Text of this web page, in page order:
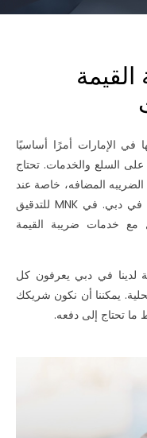
في الإمارات أمرًا أساسيًا
على السلع والخدمات. تحتاج
المضافه، خاصة عند
البحث عن خدمات ضريبة القيمة المضافة في دبي. في MNK للتدقيق
مع خدمات ضريبة القيمة
لدينا في دبي يعرفون كل
يمكننا أن نكون شريكك
ما تحتاج إلى دفعه.